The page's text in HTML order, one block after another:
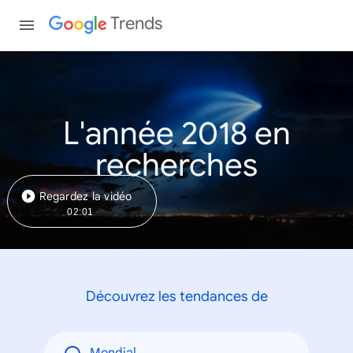
Trends
L'année 2018 en
recherches
Regardez la vidéo
02:01
Découvrez les tendances de